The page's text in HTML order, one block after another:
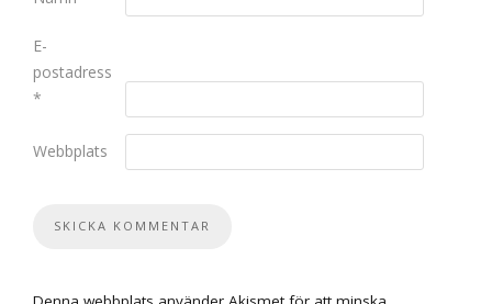
E-
postadress
*
Webbplats